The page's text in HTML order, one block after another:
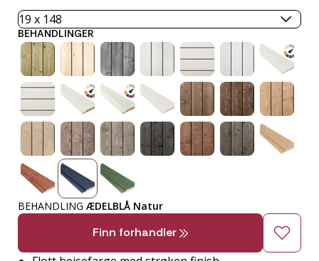
BEHANDLINGER
BEHANDLING ÆDELBLÅ Natur
Finn forhandler